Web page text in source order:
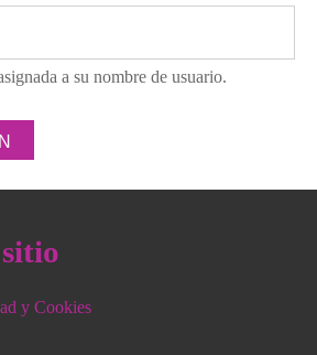
a su nombre de usuario.
y Cookies